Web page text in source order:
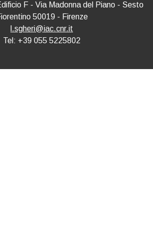
F - Via Madonna del Piano - Sesto
50019 - Firenze
l.sgheri@iac.cnr.it
Tel: +39 055 5225802